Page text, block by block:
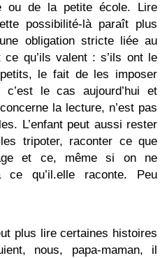
ou de la petite école. Lire
possibilité-là paraît plus
obligation stricte liée au
qu’ils valent : s’ils ont le
le fait de les imposer
c’est le cas aujourd’hui et
la lecture, n’est pas
L’enfant peut aussi rester
tripoter, raconter ce que
et ce, même si on ne
qu’il.elle raconte. Peu
plus lire certaines histoires
nous, papa-maman, il